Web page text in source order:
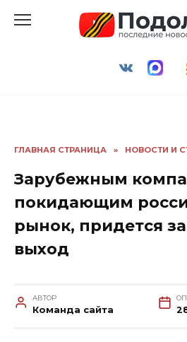
ГЛАВНАЯ СТРАНИЦА » НОВОСТИ И
Зарубежным
покидающим
рынок, придется
выход
АВТОР
Команда сайта